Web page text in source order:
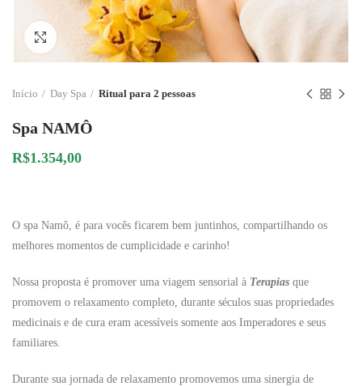
Click to enlarge
Início Day Spa Ritual para 2 pessoas
Spa NAMÔ
R$1.354,00
O spa Namô, é para vocês ficarem bem juntinhos, compartilhando os
melhores momentos de cumplicidade e carinho!
Nossa proposta é promover uma viagem sensorial à Terapias que
promovem o relaxamento completo, durante séculos suas propriedades
medicinais e de cura eram acessíveis somente aos Imperadores e seus
familiares.
Durante sua jornada de relaxamento promovemos uma sinergia de